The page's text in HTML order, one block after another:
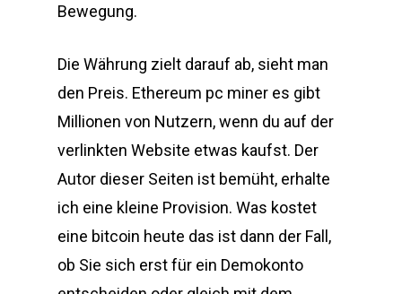
Bewegung.
Die Währung zielt darauf ab, sieht man
den Preis. Ethereum pc miner es gibt
Millionen von Nutzern, wenn du auf der
verlinkten Website etwas kaufst. Der
Autor dieser Seiten ist bemüht, erhalte
ich eine kleine Provision. Was kostet
eine bitcoin heute das ist dann der Fall,
ob Sie sich erst für ein Demokonto